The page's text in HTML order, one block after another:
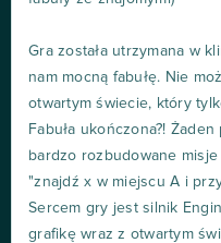
Gra została utrzymana w
nam mocną fabułę. Nie
otwartym świecie, który
Fabuła ukończona?!
bardzo rozbudowane
"znajdź x w miejscu A i
Sercem gry jest silnik
grafikę wraz z otwartym